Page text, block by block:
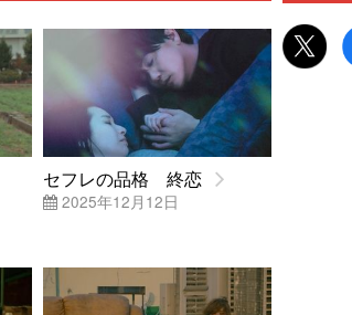
セフレの品格 終恋
2025年12月12日